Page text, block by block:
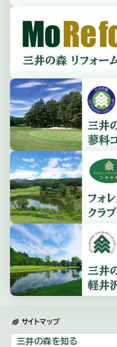
サイトマップ
三井の森を知る